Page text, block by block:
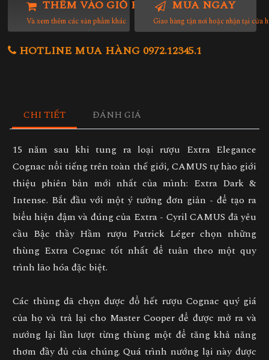
THÊM VÀO GIỎ HÀNG
Và xem thêm các sản phẩm khác
MUA NGAY
Giao hàng tận nơi hoặc nhận tại cửa
HOTLINE MUA HÀNG 0972.12345.1
CHI TIẾT ĐÁNH GIÁ
15 năm sau khi tung ra loại rượu Extra Elegance
Cognac nổi tiếng trên toàn thế giới, CAMUS tự hào giới
thiệu phiên bản mới nhất của mình: Extra Dark &
Intense. Bắt đầu với một ý tưởng đơn giản - để tạo ra
biểu hiện đậm và đúng của Extra - Cyril CAMUS đã yêu
cầu Bậc thầy Hầm rượu Patrick Léger chọn những
thùng Extra Cognac tốt nhất để tuân theo một quy
trình lão hóa đặc biệt.
Các thùng đã chọn được đổ hết rượu Cognac quý giá
của họ và trả lại cho Master Cooper để được mở ra và
nướng lại lần lượt từng thùng một để tăng khả năng
thơm đầy đủ của chúng. Quá trình nướng lại này được